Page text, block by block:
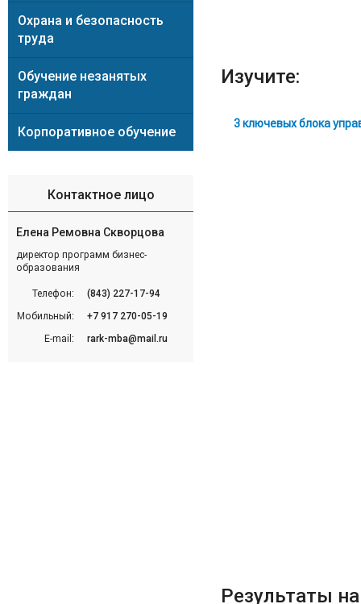
Охрана и безопасность
труда
Обучение незанятых
граждан
Корпоративное обучение
Контактное лицо
Елена Ремовна Скворцова
директор программ бизнес-
образования
Телефон:
(843) 227-17-94
Мобильный:
+7 917 270-05-19
E-mail:
rark-mba@mail.ru
Изучите:
3 ключевых блока
Результаты